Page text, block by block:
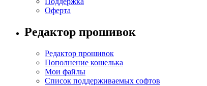
Оферта
Редактор прошивок
Редактор прошивок
Пополнение кошелька
Мои файлы
Список поддерживаемых софтов